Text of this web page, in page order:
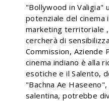
"Bollywood in Valigia"
potenziale del
marketing territoriale
cercherà di
Commission, Aziende
cinema indiano è alla
esotiche e il Salento,
"Bachna Ae
salentina, potrebbe